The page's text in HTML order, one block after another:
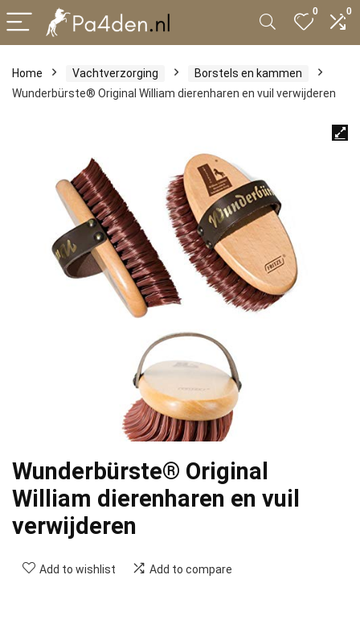
0 0
Home Vachtverzorging
Borstels en kammen
Wunderbürste® Original William dierenharen en vuil verwijderen
Wunderbürste® Original
William dierenharen en vuil
verwijderen
Add to wishlist Add to compare